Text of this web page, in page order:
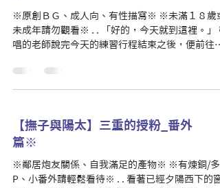
※原創ＢＧ、成人向、有性描寫※ ※未滿１８歲
未成年請勿觀看※ . . 「好的，今天就到這裡。」 帶
唱的老師說完今天的練習行程結束之後，便前往另
他行程，今天是擠出上午的時間來練習一些未來會
唱到的舊歌，主要的目的是不要忘記互...
【撫子與陽太】三重的授粉_番外
篇※
※鄰居炮友關係、自我滿足的產物※ ※有煉銅/多
P、小番外請輕鬆看待※ . . 看著已經夕陽西下的窗